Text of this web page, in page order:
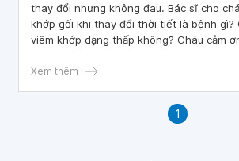
thay đổi nhưng không đau. Bác sĩ cho
khớp gối khi thay đổi thời tiết là bệnh gì?
viêm khớp dạng thấp không? Cháu cảm
Xem thêm
1